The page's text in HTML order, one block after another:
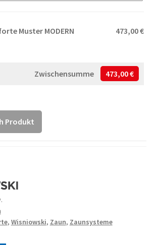
Muster MODERN
473,00 €
Zwischensumme 473,00 €
Produkt
, Wisniowski, Zaun, Zaunsysteme